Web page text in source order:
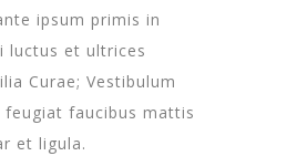
ipsum primis in
luctus et ultrices
Curae; Vestibulum
feugiat faucibus mattis
et ligula.